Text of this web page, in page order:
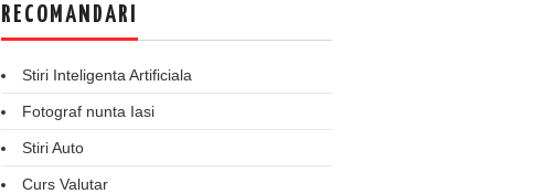
RECOMANDARI
Stiri Inteligenta Artificiala
Fotograf nunta Iasi
Stiri Auto
Curs Valutar